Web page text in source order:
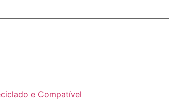
e Compatível